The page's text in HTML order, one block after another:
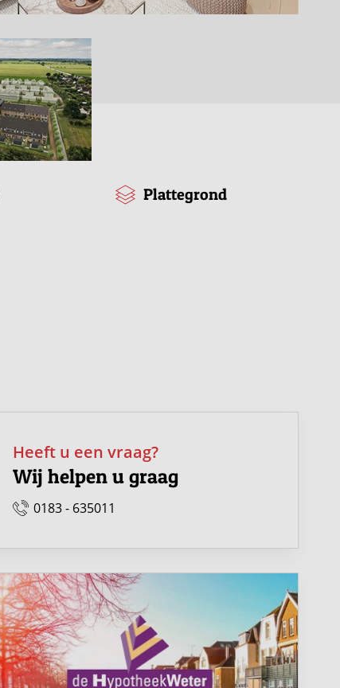
Plattegrond
Heeft u een vraag?
Wij helpen u graag
0183 - 635011